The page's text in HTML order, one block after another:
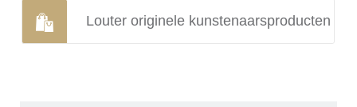
Louter originele kunstenaarsproducten